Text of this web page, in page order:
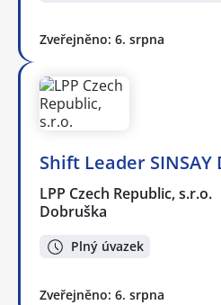
Zveřejněno: 6. srpna
Shift Leader SINSAY
LPP Czech Republic, s.r.o.
Dobruška
Plný úvazek
Zveřejněno: 6. srpna